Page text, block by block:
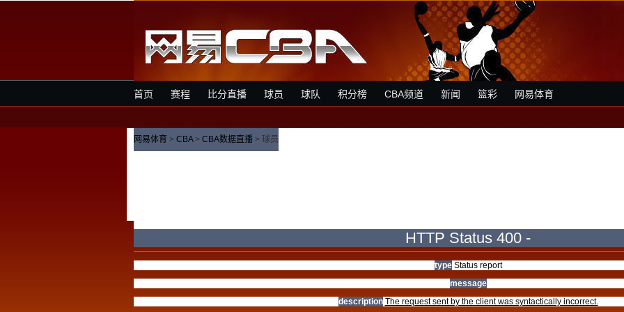
首页 赛程 比分直播 球员 球队 积分榜 CBA频道 新闻 篮彩 网易体育
网易体育 > CBA> CBA数据直播 > 球员
HTTP Status 400 -
typeStatus report
message
description The request sent by the client was syntactically incorrect.